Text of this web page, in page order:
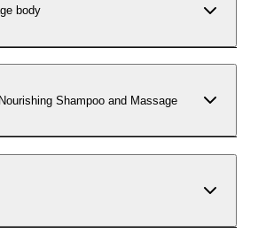
body
Asian Nourishing Shampoo and Massage